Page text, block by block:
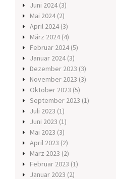
Juni 2024 (3)
Mai 2024 (2)
April 2024 (3)
März 2024 (4)
Februar 2024 (5)
Januar 2024 (3)
Dezember 2023 (3)
November 2023 (3)
Oktober 2023 (5)
September 2023 (1)
Juli 2023 (1)
Juni 2023 (1)
Mai 2023 (3)
April 2023 (2)
März 2023 (2)
Februar 2023 (1)
Januar 2023 (2)